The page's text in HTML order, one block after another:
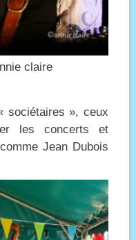
claire
sociétaires », ceux
les concerts et
Jean Dubois